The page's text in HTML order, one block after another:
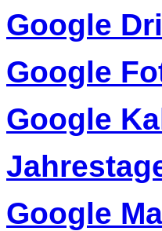
Google
Google
Google
Google